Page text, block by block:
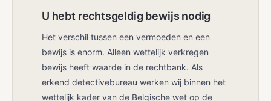
U hebt rechtsgeldig bewijs nodig
Het verschil tussen een vermoeden en een
bewijs is enorm. Alleen wettelijk verkregen
bewijs heeft waarde in de rechtbank. Als
erkend detectivebureau werken wij binnen het
wettelijk kader van de Belgische wet op de